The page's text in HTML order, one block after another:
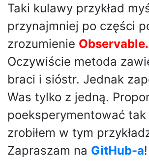
Taki kulawy przykład
przynajmniej po części
zrozumienie
Oczywiście metoda
braci i sióstr. Jednak
Was tylko z jedną.
poeksperymentować
zrobiłem w tym
Zapraszam na GitHub-a!